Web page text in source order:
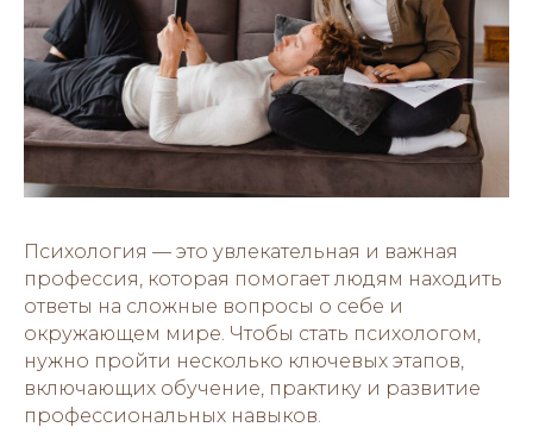
Психология — это увлекательная и важная
профессия, которая помогает людям находить
ответы на сложные вопросы о себе и
окружающем мире. Чтобы стать психологом,
нужно пройти несколько ключевых этапов,
включающих обучение, практику и развитие
профессиональных навыков.